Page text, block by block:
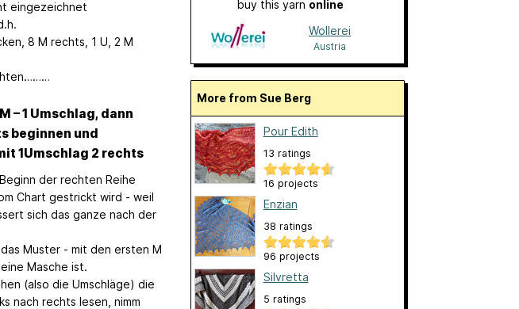
eingezeichnet
8 M rechts, 1 U, 2 M
– 1 Umschlag, dann
beginnen und
1Umschlag 2 rechts
der rechten Reihe
Chart gestrickt wird - weil
sich das ganze nach der
Muster - mit den ersten M
Masche ist.
(also die Umschläge) die
nach rechts lesen, nimm
buy this yarn online
Wollerei
Austria
More from Sue Berg
Pour Edith
13 ratings
16 projects
Enzian
38 ratings
96 projects
Silvretta
5 ratings